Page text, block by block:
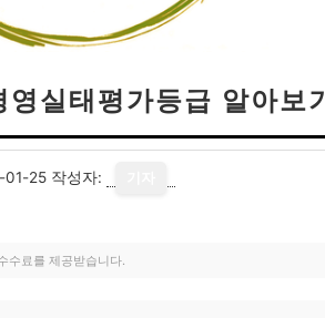
실태평가등급 알아보기
01-25 작성자:
수료를 제공받습니다.